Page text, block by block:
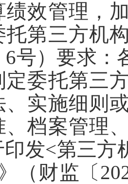
绩效管理，
托第三方机
6号）要求
定委托第三
、实施细则
、档案管理
发<第三方
（财监〔